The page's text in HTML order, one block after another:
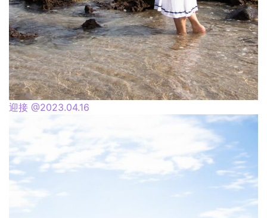
迎接 @2023.04.16